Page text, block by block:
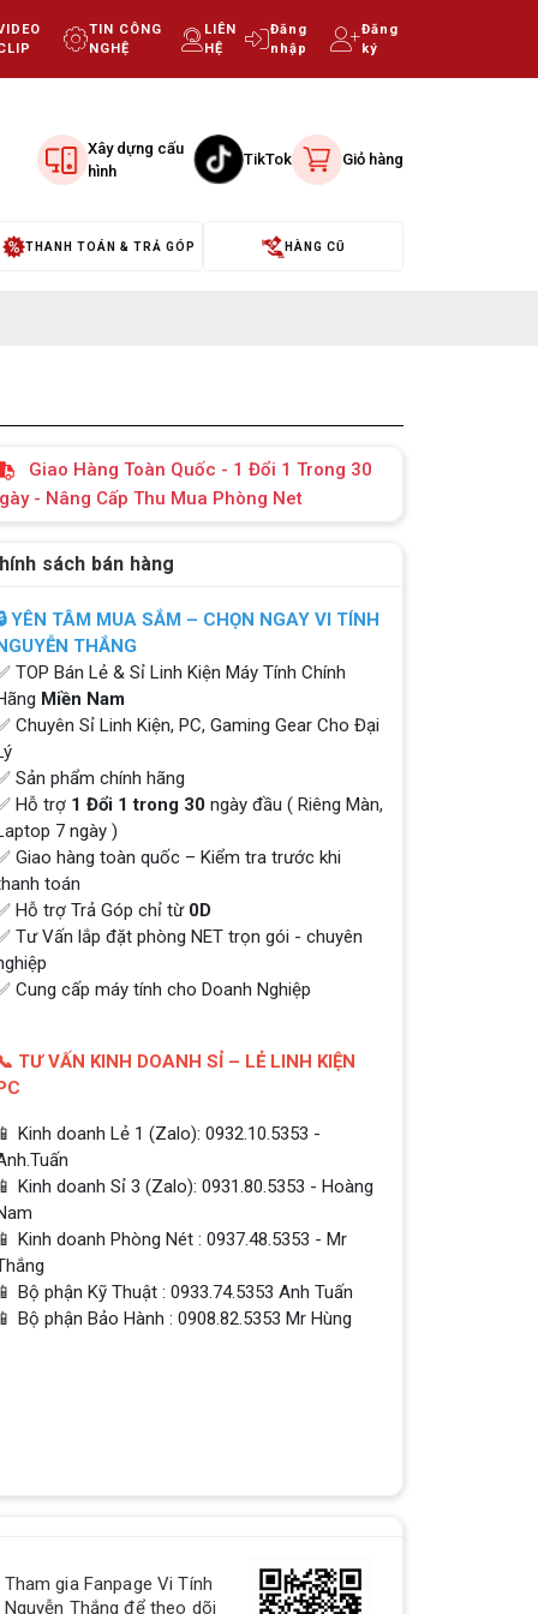
TIN CÔNG
NGHỆ
LIÊN
HỆ
Đăng
nhập
Đăng
ký
Xây dựng cấu
hình
TikTok Giỏ hàng
THANH TOÁN & TRẢ GÓP HÀNG CŨ
Giao Hàng Toàn Quốc - 1 Đổi 1 Trong 30
- Nâng Cấp Thu Mua Phòng Net
sách bán hàng
YÊN TÂM MUA SẮM – CHỌN NGAY VI TÍNH
THẮNG
TOP Bán Lẻ & Sỉ Linh Kiện Máy Tính Chính
Miền Nam
Chuyên Sỉ Linh Kiện, PC, Gaming Gear Cho Đại
Sản phẩm chính hãng
Hỗ trợ 1 Đổi 1 trong 30 ngày đầu ( Riêng Màn,
7 ngày )
Giao hàng toàn quốc – Kiểm tra trước khi
toán
Hỗ trợ Trả Góp chỉ từ 0D
Tư Vấn lắp đặt phòng NET trọn gói - chuyên
Cung cấp máy tính cho Doanh Nghiệp
TƯ VẤN KINH DOANH SỈ – LẺ LINH KIỆN
📱 Kinh doanh Lẻ 1 (Zalo): 0932.10.5353 -
📱 Kinh doanh Sỉ 3 (Zalo): 0931.80.5353 - Hoàng
📱 Kinh doanh Phòng Nét : 0937.48.5353 - Mr
📱 Bộ phận Kỹ Thuật : 0933.74.5353 Anh Tuấn
📱 Bộ phận Bảo Hành : 0908.82.5353 Mr Hùng
Tham gia Fanpage Vi Tính
Nguyễn Thắng để theo dõi
QUÀ TẶNG TƯNG BỪNG -
CHÀO MỪNG NĂM MỚI